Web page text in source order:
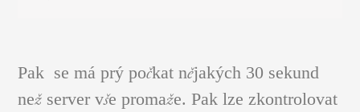
Pak se má prý počkat nějakých 30 sekund
než server vše promaže. Pak lze zkontrolovat